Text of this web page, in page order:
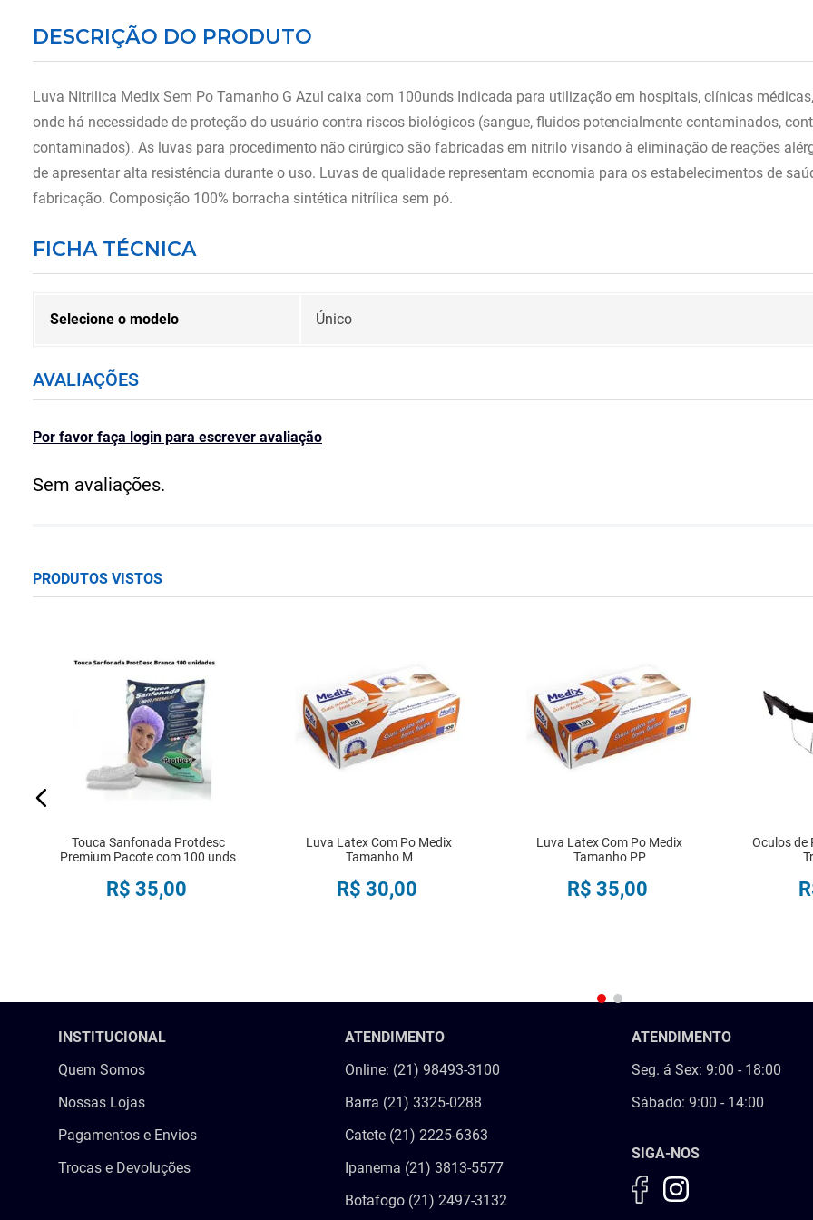
DESCRIÇÃO DO PRODUTO
Luva Nitrilica Medix Sem Po Tamanho G Azul caixa com 100unds Indicada para utilização em hospitais, clínicas
onde há necessidade de proteção do usuário contra riscos biológicos (sangue, fluidos potencialmente contaminados,
contaminados). As luvas para procedimento não cirúrgico são fabricadas em nitrilo visando à eliminação de reações
de apresentar alta resistência durante o uso. Luvas de qualidade representam economia para os estabelecimentos de
fabricação. Composição 100% borracha sintética nitrílica sem pó.
FICHA TÉCNICA
Selecione o modelo Único
AVALIAÇÕES
Por favor faça login para escrever avaliação
Sem avaliações.
PRODUTOS VISTOS
Touca Sanfonada Protdesc
Premium Pacote com 100 unds
R$ 35,00
Luva Latex Com Po Medix
Tamanho M
R$ 30,00
Luva Latex Com Po Medix
Tamanho PP
R$ 35,00
Oculos de
INSTITUCIONAL
Quem Somos
Nossas Lojas
Pagamentos e Envios
Trocas e Devoluções
ATENDIMENTO
Online: (21) 98493-3100
Barra (21) 3325-0288
Catete (21) 2225-6363
Ipanema (21) 3813-5577
Botafogo (21) 2497-3132
ATENDIMENTO
Seg. á Sex: 9:00 - 18:00
Sábado: 9:00 - 14:00
SIGA-NOS